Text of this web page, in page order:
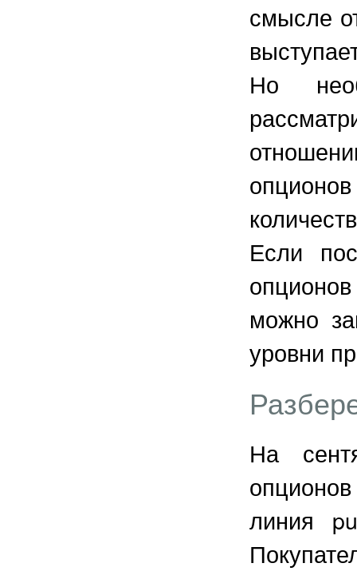
смысле
Но
Если
можно
уровни
На
линия